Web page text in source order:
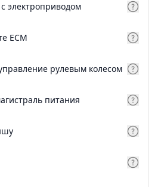
электроприводом
ECM
рулевым колесом
питания